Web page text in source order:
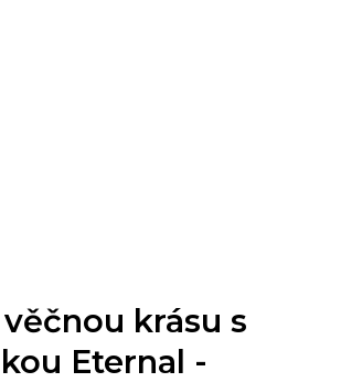
krásu s
Eternal -